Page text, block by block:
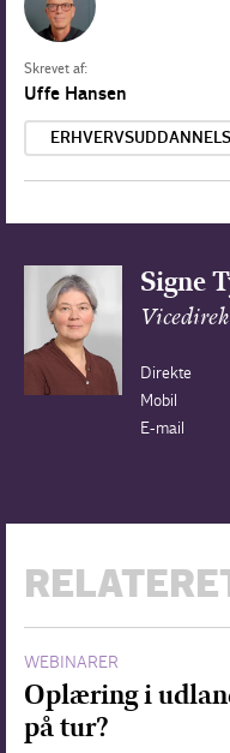
Skrevet af:
Uffe Hansen
Signe
Direkte
Mobil
E-mail
WEBINARER
Oplæring i
på tur?